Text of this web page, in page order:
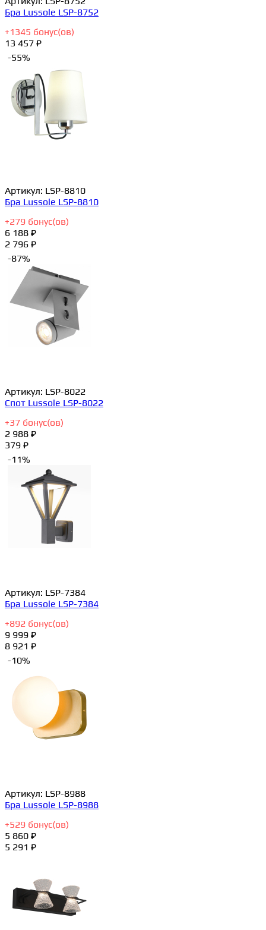
Бра Lussole LSP-8752
+1345 бонус(ов)
13 457 ₽
-55%
Артикул: LSP-8810
Бра Lussole LSP-8810
+279 бонус(ов)
6 188 ₽
2 796 ₽
-87%
Артикул: LSP-8022
Спот Lussole LSP-8022
+37 бонус(ов)
2 988 ₽
379 ₽
-11%
Артикул: LSP-7384
Бра Lussole LSP-7384
+892 бонус(ов)
9 999 ₽
8 921 ₽
-10%
Артикул: LSP-8988
Бра Lussole LSP-8988
+529 бонус(ов)
5 860 ₽
5 291 ₽